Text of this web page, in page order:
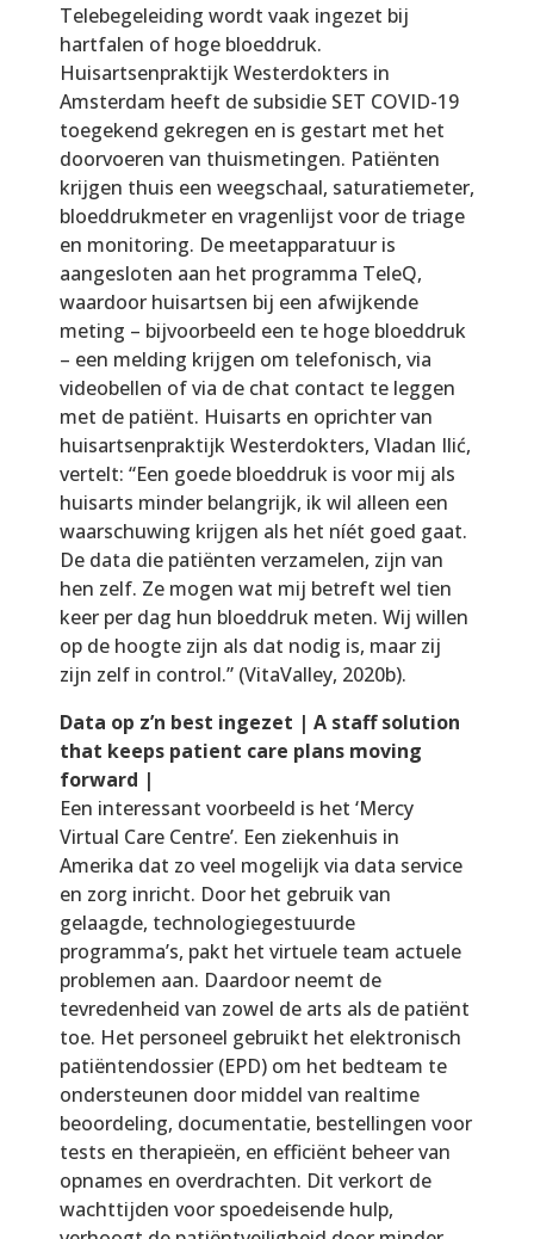
Telebegeleiding wordt vaak ingezet bij
hartfalen of hoge bloeddruk.
Huisartsenpraktijk Westerdokters in
Amsterdam heeft de subsidie SET COVID-19
toegekend gekregen en is gestart met het
doorvoeren van thuismetingen. Patiënten
krijgen thuis een weegschaal, saturatiemeter,
bloeddrukmeter en vragenlijst voor de triage
en monitoring. De meetapparatuur is
aangesloten aan het programma TeleQ,
waardoor huisartsen bij een afwijkende
meting – bijvoorbeeld een te hoge bloeddruk
– een melding krijgen om telefonisch, via
videobellen of via de chat contact te leggen
met de patiënt. Huisarts en oprichter van
huisartsenpraktijk Westerdokters, Vladan Ilić,
vertelt: “Een goede bloeddruk is voor mij als
huisarts minder belangrijk, ik wil alleen een
waarschuwing krijgen als het níét goed gaat.
De data die patiënten verzamelen, zijn van
hen zelf. Ze mogen wat mij betreft wel tien
keer per dag hun bloeddruk meten. Wij willen
op de hoogte zijn als dat nodig is, maar zij
zijn zelf in control.” (VitaValley, 2020b).
Data op z’n best ingezet | A staff solution
that keeps patient care plans moving
forward |
Een interessant voorbeeld is het ‘Mercy
Virtual Care Centre’. Een ziekenhuis in
Amerika dat zo veel mogelijk via data service
en zorg inricht. Door het gebruik van
gelaagde, technologiegestuurde
programma’s, pakt het virtuele team actuele
problemen aan. Daardoor neemt de
tevredenheid van zowel de arts als de patiënt
toe. Het personeel gebruikt het elektronisch
patiëntendossier (EPD) om het bedteam te
ondersteunen door middel van realtime
beoordeling, documentatie, bestellingen voor
tests en therapieën, en efficiënt beheer van
opnames en overdrachten. Dit verkort de
wachttijden voor spoedeisende hulp,